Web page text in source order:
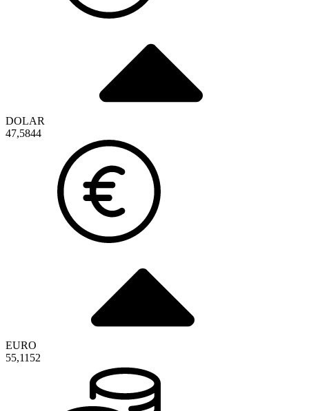
DOLAR
47,5844
EURO
55,1152